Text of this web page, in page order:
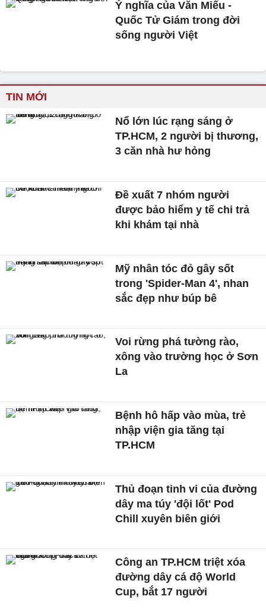
Ý nghĩa của Văn Miếu -
Quốc Tử Giám trong đời
sống người Việt
TIN MỚI
Nổ lớn lúc rạng sáng ở
TP.HCM, 2 người bị thương,
3 căn nhà hư hỏng
Đề xuất 7 nhóm người
được bảo hiểm y tế chi trả
khi khám tại nhà
Mỹ nhân tóc đỏ gây sốt
trong 'Spider-Man 4', nhan
sắc đẹp như búp bê
Voi rừng phá tường rào,
xông vào trường học ở Sơn
La
Bệnh hô hấp vào mùa, trẻ
nhập viện gia tăng tại
TP.HCM
Thủ đoạn tinh vi của đường
dây ma túy 'đội lốt' Pod
Chill xuyên biên giới
Công an TP.HCM triệt xóa
đường dây cá độ World
Cup, bắt 17 người